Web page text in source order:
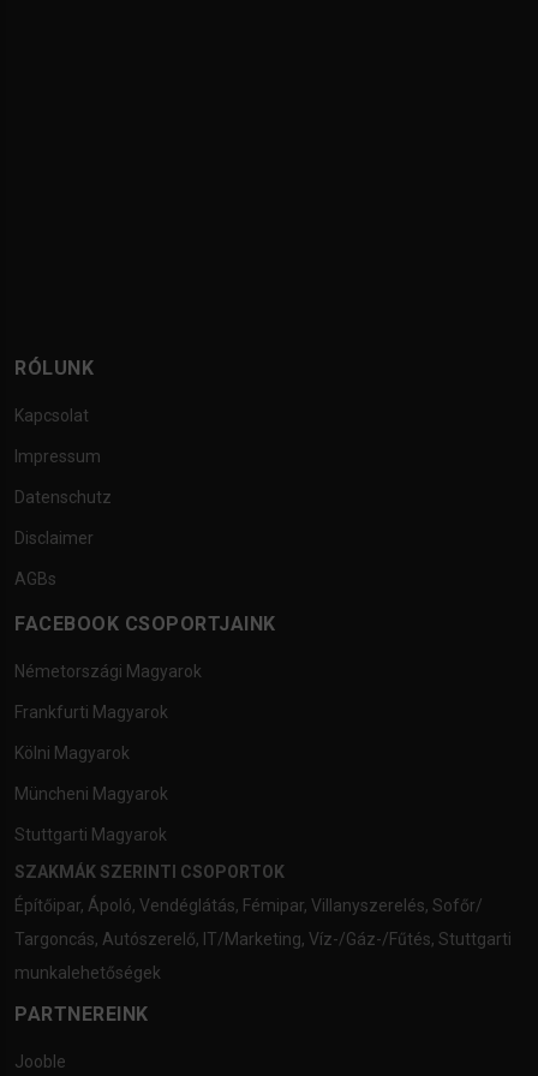
RÓLUNK
Kapcsolat
Impressum
Datenschutz
Disclaimer
AGBs
FACEBOOK CSOPORTJAINK
Németországi Magyarok
Frankfurti Magyarok
Kölni Magyarok
Müncheni Magyarok
Stuttgarti Magyarok
SZAKMÁK SZERINTI CSOPORTOK
Építőipar, Ápoló, Vendéglátás, Fémipar, Villanyszerelés, Sofőr/
Targoncás, Autószerelő, IT/Marketing, Víz-/Gáz-/Fűtés, Stuttgarti
munkalehetőségek
PARTNEREINK
Jooble